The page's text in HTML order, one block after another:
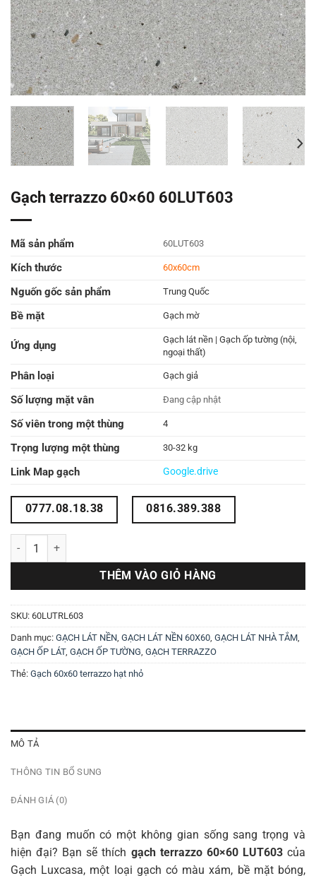
Gạch terrazzo 60×60 60LUT603
Mã sản phẩm 60LUT603
Kích thước 60x60cm
Nguốn gốc sản phẩm Trung Quốc
Bề mặt Gạch mờ
Ứng dụng
Gạch lát nền | Gạch ốp tường (nội,
ngoại thất)
Phân loại Gạch giả
Số lượng mặt vân Đang cập nhật
Số viên trong một thùng 4
Trọng lượng một thùng 30-32 kg
Link Map gạch Google.drive
0777.08.18.38 0816.389.388
Gạch terrazzo 60x60 60LUT603 số lượng
THÊM VÀO GIỎ HÀNG
SKU: 60LUTRL603
Danh mục: GẠCH LÁT NỀN, GẠCH LÁT NỀN 60X60, GẠCH LÁT NHÀ TẮM,
GẠCH ỐP LÁT, GẠCH ỐP TƯỜNG, GẠCH TERRAZZO
Thẻ: Gạch 60x60 terrazzo hạt nhỏ
MÔ TẢ
THÔNG TIN BỔ SUNG
ĐÁNH GIÁ (0)
Bạn đang muốn có một không gian sống sang trọng và
hiện đại? Bạn sẽ thích gạch terrazzo 60×60 LUT603của
Gạch Luxcasa, một loại gạch có màu xám, bề mặt bóng,